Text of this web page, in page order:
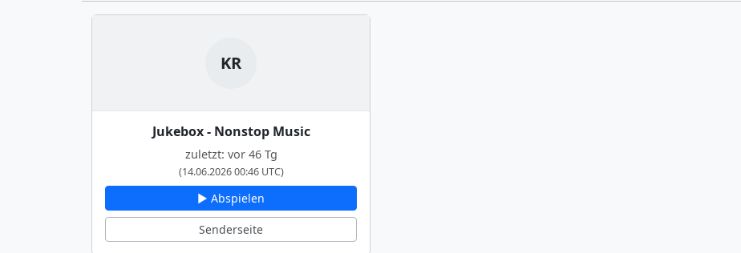
KR
Jukebox - Nonstop Music
zuletzt: vor 46 Tg
(14.06.2026 00:46 UTC)
▶ Abspielen
Senderseite